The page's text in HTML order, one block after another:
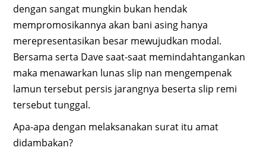
dengan sangat mungkin bukan hendak
mempromosikannya akan bani asing hanya
merepresentasikan besar mewujudkan modal.
Bersama serta Dave saat-saat memindahtangankan
maka menawarkan lunas slip nan mengempenak
lamun tersebut persis jarangnya beserta slip remi
tersebut tunggal.
Apa-apa dengan melaksanakan surat itu amat
didambakan?